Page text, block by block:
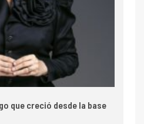
que creció desde la base